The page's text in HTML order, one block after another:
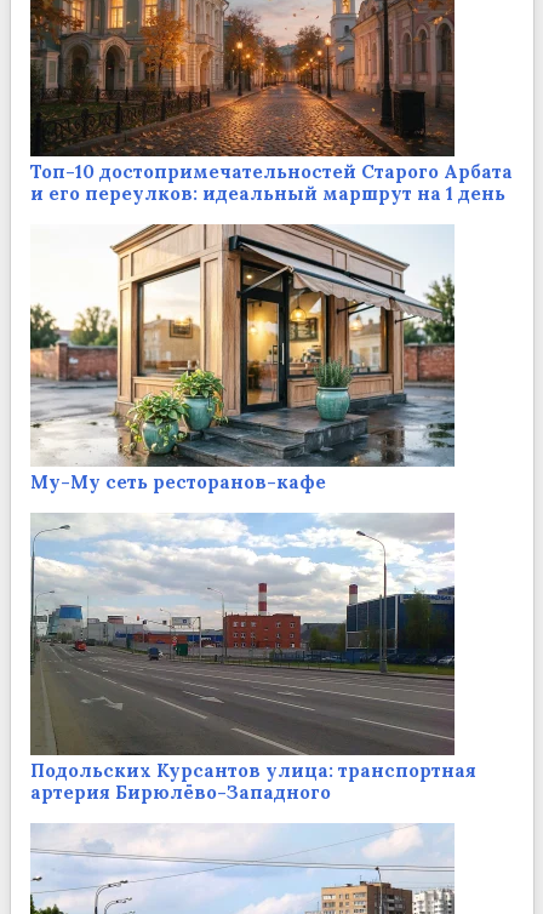
Топ-10 достопримечательностей Старого Арбата
и его переулков: идеальный маршрут на 1 день
Му-Му сеть ресторанов-кафе
Подольских Курсантов улица: транспортная
артерия Бирюлёво-Западного